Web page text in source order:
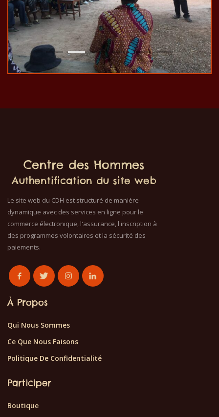
1 2 3 4 5 6
Centre des Hommes
Authentification du site web
Le site web du CDH est structuré de manière
dynamique avec des services en ligne pour le
commerce électronique, l'assurance, l'inscription à
des programmes volontaires et la sécurité des
paiements.
À Propos
Qui Nous Sommes
Ce Que Nous Faisons
Politique De Confidentialité
Participer
Boutique